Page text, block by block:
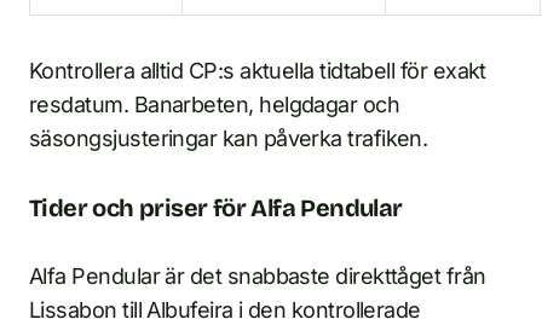
Kontrollera alltid CP:s aktuella tidtabell för exakt
resdatum. Banarbeten, helgdagar och
säsongsjusteringar kan påverka trafiken.
Tider och priser för Alfa Pendular
Alfa Pendular är det snabbaste direkttåget från
Lissabon till Albufeira i den kontrollerade